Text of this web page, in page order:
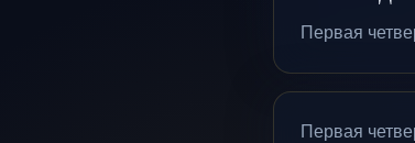
Первая
Первая